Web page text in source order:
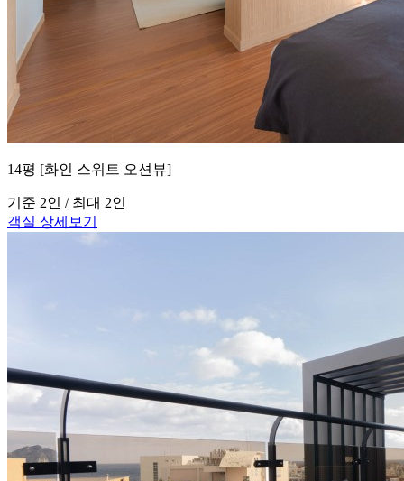
14평 [화인 스위트 오션뷰]
기준 2인 / 최대 2인
객실 상세보기